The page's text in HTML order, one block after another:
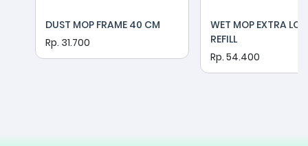
DUST MOP FRAME 40 CM
Rp. 31.700
WET MOP EXTRA
REFILL
Rp. 54.400